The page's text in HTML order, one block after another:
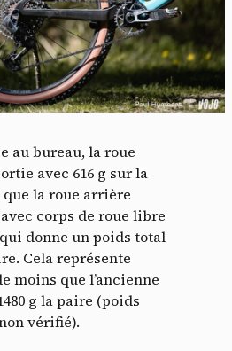
au bureau, la roue
avec 616 g sur la
la roue arrière
corps de roue libre
donne un poids total
Cela représente
moins que l’ancienne
g la paire (poids
vérifié).